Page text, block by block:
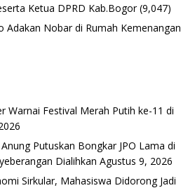
Ketua DPRD Kab.Bogor (9,047)
Adakan Nobar di Rumah Kemenangan
Warnai Festival Merah Putih ke-11 di
Putuskan Bongkar JPO Lama di
Dialihkan Agustus 9, 2026
Sirkular, Mahasiswa Didorong Jadi